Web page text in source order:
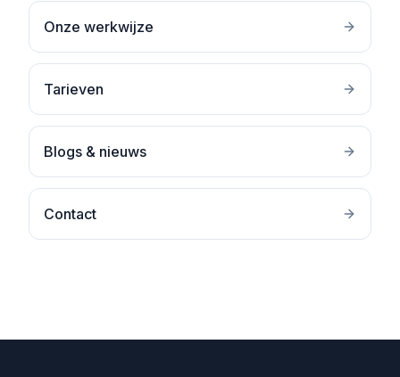
Onze werkwijze
Tarieven
Blogs & nieuws
Contact